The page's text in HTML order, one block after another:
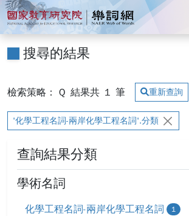
跳到主要內容
:::
國家教育研究院 樂詞網
搜尋的結果
檢索策略： Q 結果共 1 筆 重新查詢
'化學工程名詞-兩岸化學工程名詞'.分類
查詢結果分類
學術名詞
化學工程名詞-兩岸化學工程名詞 1